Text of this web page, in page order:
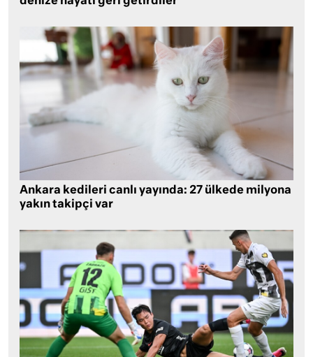
Ankara kedileri canlı yayında: 27 ülkede milyona
yakın takipçi var